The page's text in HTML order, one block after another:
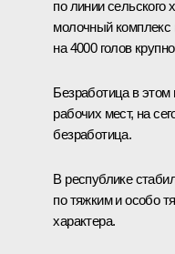
по линии сельского
молочный комплекс
на 4000 голов
Безработица в этом
рабочих мест, на
безработица.
В республике
по тяжким и особо
характера.